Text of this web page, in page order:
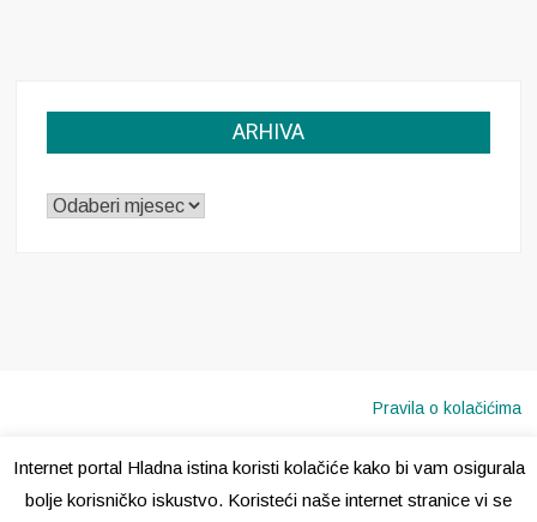
ARHIVA
ARHIVA
Pravila o kolačićima
Internet portal Hladna istina koristi kolačiće kako bi vam osigurala
bolje korisničko iskustvo. Koristeći naše internet stranice vi se
Copyright © 2020 · Sva prava pridržana · Hladna Istina